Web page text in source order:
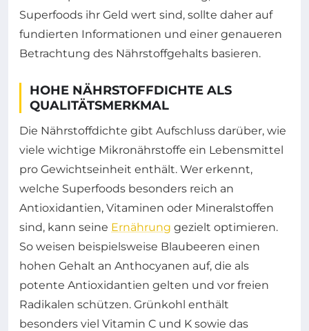
Superfoods ihr Geld wert sind, sollte daher auf
fundierten Informationen und einer genaueren
Betrachtung des Nährstoffgehalts basieren.
HOHE NÄHRSTOFFDICHTE ALS
QUALITÄTSMERKMAL
Die Nährstoffdichte gibt Aufschluss darüber, wie
viele wichtige Mikronährstoffe ein Lebensmittel
pro Gewichtseinheit enthält. Wer erkennt,
welche Superfoods besonders reich an
Antioxidantien, Vitaminen oder Mineralstoffen
sind, kann seine Ernährung gezielt optimieren.
So weisen beispielsweise Blaubeeren einen
hohen Gehalt an Anthocyanen auf, die als
potente Antioxidantien gelten und vor freien
Radikalen schützen. Grünkohl enthält
besonders viel Vitamin C und K sowie das